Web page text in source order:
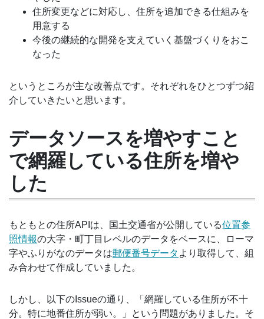
住所変更などに対応し、住所を追加できる仕組みを
用意する
今後の継続的な開発を支えていく基盤づくりをおこ
なった
というところが主な改善点です。それぞれをひとつずつ紹
介していきたいと思います。
データソースを増やすこと
で網羅している住所を増や
した
もともとの住所APIは、国土交通省が公開している位置参
照情報の大字・町丁目レベルのデータをベースに、ローマ
字やふりがなのデータは郵便番号データ より取得して、組
み合わせて作成していました。
しかし、以下のIssueの通り、「網羅している住所が不十
分。特に地番住所が弱い。」という問題がありました。そ